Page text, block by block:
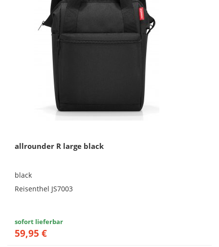
allrounder R large black
black
Reisenthel JS7003
sofort lieferbar
59,95 €